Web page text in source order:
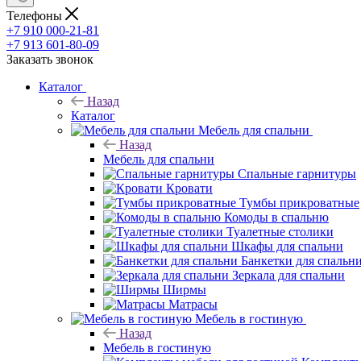
Телефоны
+7 910 000-21-81
+7 913 601-80-09
Заказать звонок
Каталог
Назад
Каталог
Мебель для спальни
Назад
Мебель для спальни
Спальные гарнитуры
Кровати
Тумбы прикроватные
Комоды в спальню
Туалетные столики
Шкафы для спальни
Банкетки для
Зеркала для спальни
Ширмы
Матрасы
Мебель в гостиную
Назад
Мебель в гостиную